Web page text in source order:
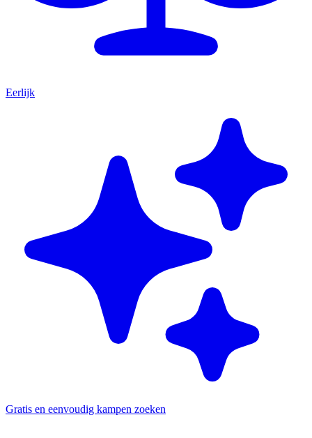
Eerlijk
Gratis en eenvoudig kampen zoeken